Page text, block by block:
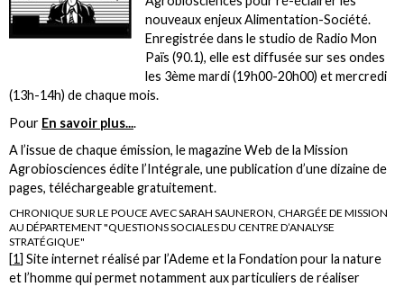
nouveaux enjeux Alimentation-Société.
Enregistrée dans le studio de Radio Mon
Païs (90.1), elle est diffusée sur ses ondes
les 3ème mardi (19h00-20h00) et mercredi
(13h-14h) de chaque mois.
Pour En savoir plus....
A l’issue de chaque émission, le magazine Web de la Mission
Agrobiosciences édite l’Intégrale, une publication d’une dizaine de
pages, téléchargeable gratuitement.
CHRONIQUE SUR LE POUCE AVEC SARAH SAUNERON, CHARGÉE DE MISSION
AU DÉPARTEMENT "QUESTIONS SOCIALES DU CENTRE D’ANALYSE
STRATÉGIQUE"
[1] Site internet réalisé par l’Ademe et la Fondation pour la nature
et l’homme qui permet notamment aux particuliers de réaliser